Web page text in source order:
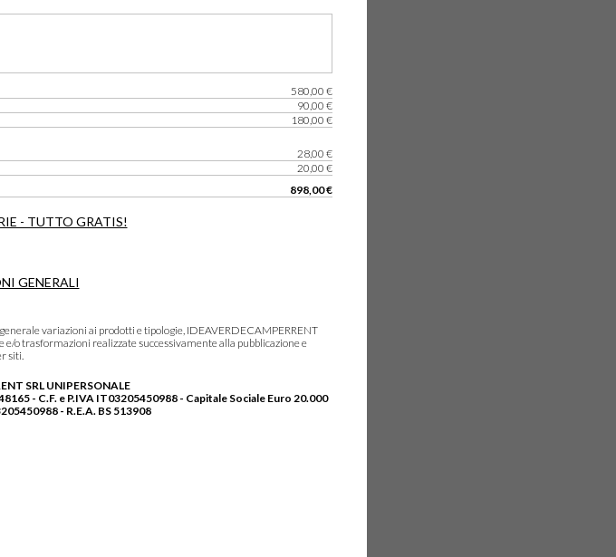
580,00 €
90,00 €
180,00 €
28,00 €
20,00 €
898,00 €
- TUTTO GRATIS!
GENERALI
variazioni ai prodotti e tipologie, IDEAVERDECAMPERRENT
o trasformazioni realizzate successivamente alla pubblicazione e
siti.
SRL UNIPERSONALE
- C.F. e P.IVA IT03205450988 - Capitale Sociale Euro 20.000
- R.E.A. BS 513908